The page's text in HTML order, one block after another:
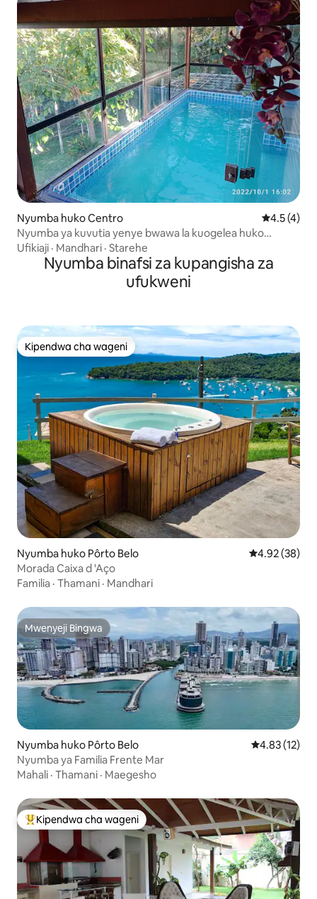
Nyumba huko Centro Ukadiriaji
4.5 (4)
Nyumba ya kuvutia yenye bwawa la kuogelea huko
Bombinhas
Ufikiaji · Mandhari · Starehe
Nyumba binafsi za kupangisha za
ufukweni
Kipendwa cha wageni
Kipendwa cha wageni
Nyumba huko Pôrto Belo Ukadiriaji wa
4.92 (38)
Morada Caixa d 'Aço
Familia · Thamani · Mandhari
Mwenyeji Bingwa
Mwenyeji Bingwa
Nyumba huko Pôrto Belo Ukadiriaji wa
4.83 (12)
Nyumba ya Familia Frente Mar
Mahali · Thamani · Maegesho
Kipendwa maarufu cha wageni
Kipendwa cha wageni